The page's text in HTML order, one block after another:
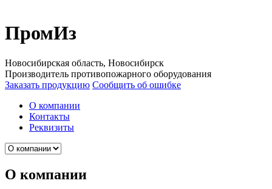
ПромИз
Новосибирская область, Новосибирск
Производитель противопожарного оборудования
Заказать продукцию Сообщить об ошибке
О компании
Контакты
Реквизиты
О компании